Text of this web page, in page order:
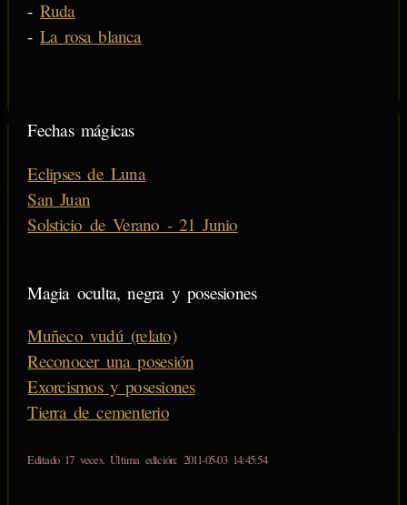
- Ruda
- La rosa blanca
Fechas mágicas
Eclipses de Luna
San Juan
Solsticio de Verano - 21 Junio
Magia oculta, negra y posesiones
Muñeco vudú (relato)
Reconocer una posesión
Exorcismos y posesiones
Tierra de cementerio
Editado 17 veces. Última edición: 2011-05-03 14:45:54